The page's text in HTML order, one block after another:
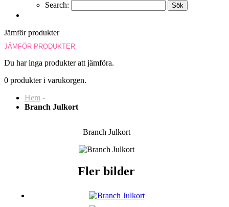
Search:
Sök
Jämför produkter
JÄMFÖR PRODUKTER
Du har inga produkter att jämföra.
0 produkter i varukorgen.
Hem -
Branch Julkort
Branch Julkort
Fler bilder